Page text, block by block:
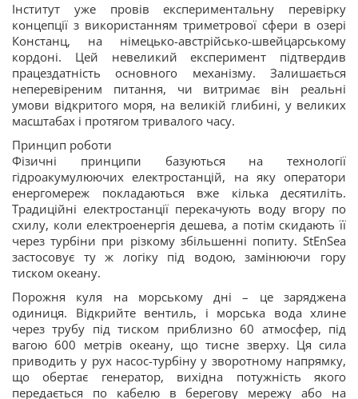
Інститут уже провів експериментальну перевірку
концепції з використанням триметрової сфери в озері
Констанц, на німецько-австрійсько-швейцарському
кордоні. Цей невеликий експеримент підтвердив
працездатність основного механізму. Залишається
неперевіреним питання, чи витримає він реальні
умови відкритого моря, на великій глибині, у великих
масштабах і протягом тривалого часу.
Принцип роботи
Фізичні принципи базуються на технології
гідроакумулюючих електростанцій, на яку оператори
енергомереж покладаються вже кілька десятиліть.
Традиційні електростанції перекачують воду вгору по
схилу, коли електроенергія дешева, а потім скидають її
через турбіни при різкому збільшенні попиту. StEnSea
застосовує ту ж логіку під водою, замінюючи гору
тиском океану.
Порожня куля на морському дні – це заряджена
одиниця. Відкрийте вентиль, і морська вода хлине
через трубу під тиском приблизно 60 атмосфер, під
вагою 600 метрів океану, що тисне зверху. Ця сила
приводить у рух насос-турбіну у зворотному напрямку,
що обертає генератор, вихідна потужність якого
передається по кабелю в берегову мережу або на